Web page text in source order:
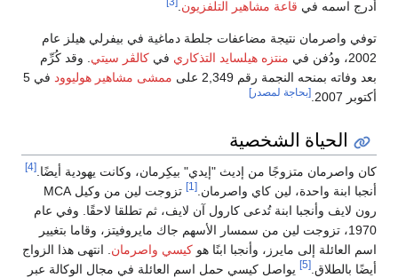
أُدرج اسمه في قاعة مشاهير التلفزيون
توفي واصرمان نتيجة مضاعفات جلطة دماغية في بيفرلي هيلز عام
2002، ودُفن في
منتزه هيلسايد التذكاري في كالڤر سيتي . وقد كُرِّم
بعد وفاته بمنحه النجمة رقم 2,349 على
ممشى مشاهير هوليوود
في 5
أكتوبر 2007.
[بحاجة لمصدر]
الحياة الشخصية
كان واصرمان متزوجًا من إديث "إيدي" بيكِرمان، وكانت يهودية أيضًا.[4]
أنجبا ابنة واحدة، لين كاي واصرمان.[1]
تزوجت لين من وكيل MCA
رون لايف وأنجبا ابنة تُدعى كارول آن لايف، ثم تطلقا لاحقًا. وفي عام
1970، تزوجت لين من سمسار الأسهم جاك مايروفيتز، وقاما بتغيير
اسم العائلة إلى مايرز، وأنجبا ابنًا هو كيسي واصرمان. انتهى هذا الزواج
أيضًا بالطلاق.[5]
يواصل كيسي حمل اسم العائلة في مجال الوكالة عبر